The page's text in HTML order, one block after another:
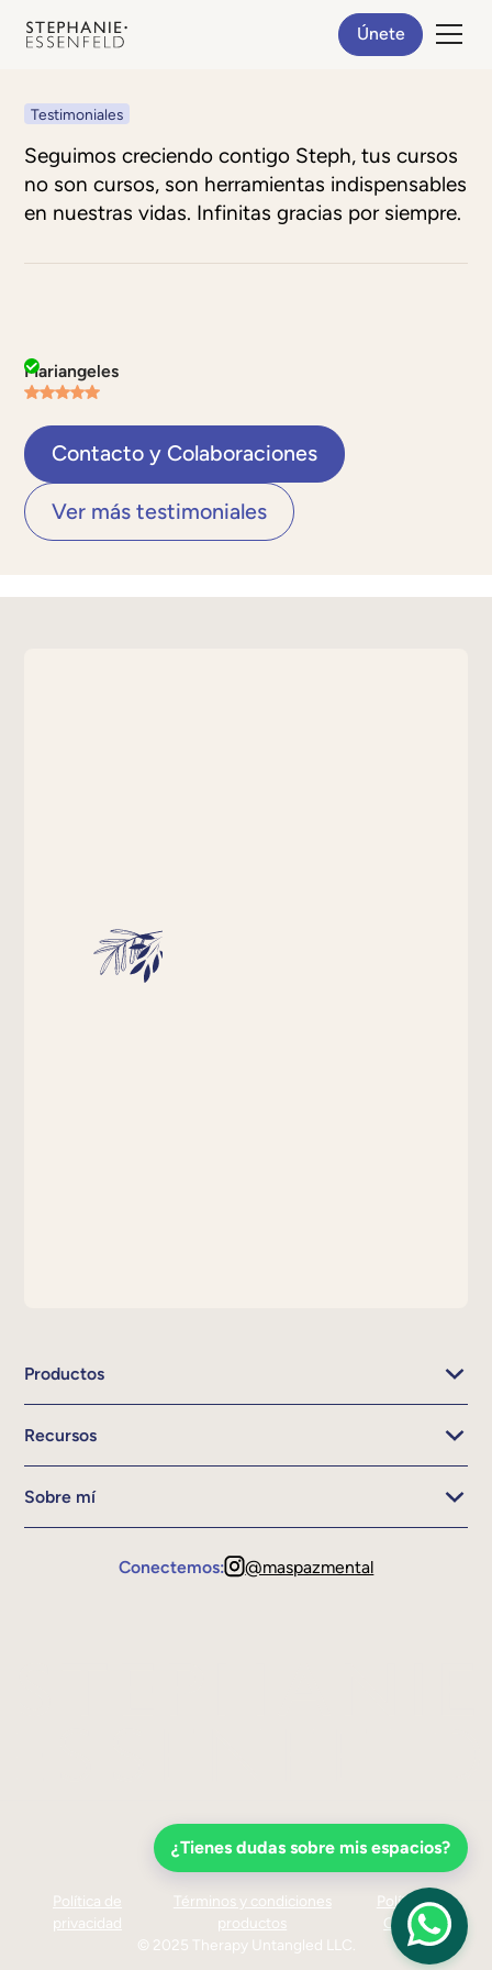
Únete
Testimoniales
Seguimos creciendo contigo Steph, tus cursos
no son cursos, son herramientas indispensables
en nuestras vidas. Infinitas gracias por siempre.
Mariangeles
Contacto y Colaboraciones
Ver más testimoniales
¿Tienes dudas sobre mis espacios?
Productos
Recursos
Sobre mí
Conectemos: @maspazmental
© 2025 Therapy Untangled LLC.
Política de
privacidad
Términos y condiciones
productos
Política de
Cookies